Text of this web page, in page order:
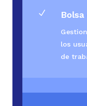
N
los
de